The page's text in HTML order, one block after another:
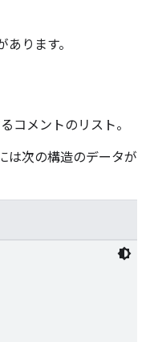
ります。
コメントのリスト。
は次の構造のデータが